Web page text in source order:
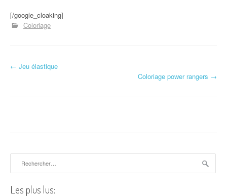
[/google_cloaking]
Coloriage
Navigation d'article
← Jeu élastique
Coloriage power rangers →
Les plus lus: